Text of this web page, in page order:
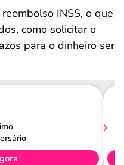
INSS, o que
como solicitar o
para o dinheiro ser